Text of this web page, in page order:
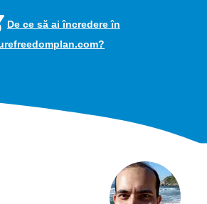
De ce să ai încredere în